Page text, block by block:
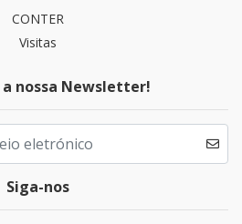
CONTER
Visitas
a nossa Newsletter!
Siga-nos